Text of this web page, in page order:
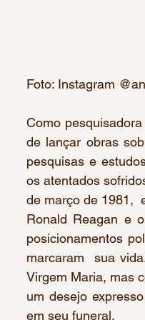
Foto: Instagram
Como
de lançar obras
pesquisas e
os atentados
de março de 1981,
Ronald Reagan e
posicionamentos
marcaram  sua
Virgem Maria, mas
um desejo
em seu funeral.